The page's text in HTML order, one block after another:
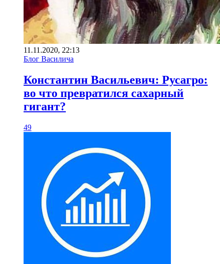
11.11.2020, 22:13
Блог Василича
Константин Васильевич: Русагро:
во что превратился сахарный
гигант?
49